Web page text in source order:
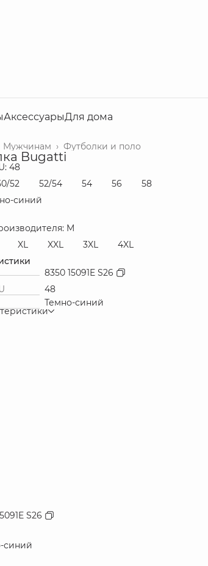
АксессуарыДля дома
Футболки и поло
Мужчинам ›
Bugatti
48
52 52/54 54 56
58
синий
M
XL XXL 3XL
4XL
8350 15091E S26
48
Темно-синий
S26
синий